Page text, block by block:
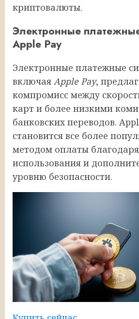
криптовалюты.
Электронные
Apple Pay
Электронные платежные
включая Apple Pay,
компромисс между
карт и более низкими
банковских переводов.
становится все более
методом оплаты благодаря
использования и
уровню безопасности.